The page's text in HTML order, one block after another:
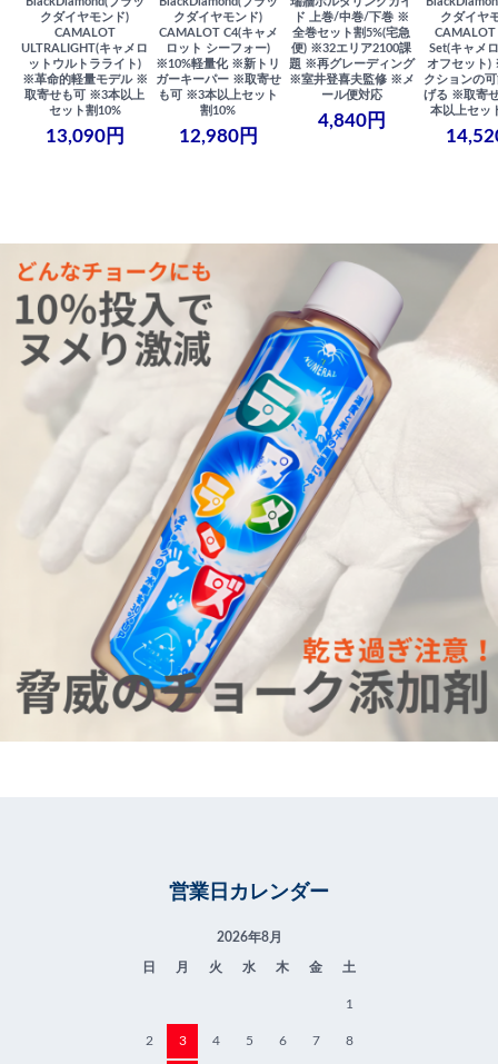
クダイヤモンド)
CAMALOT
ULTRALIGHT(キャメロ
ットウルトラライト)
※革命的軽量モデル ※
取寄せも可 ※3本以上
セット割10%
13,090円
クダイヤモンド)
CAMALOT C4(キャメ
ロット シーフォー)
※10%軽量化 ※新トリ
ガーキーパー ※取寄せ
も可 ※3本以上セット
割10%
12,980円
ド 上巻/中巻/下巻 ※
全巻セット割5%(宅急
便) ※32エリア2100課
題 ※再グレーディング
※室井登喜夫監修 ※メ
ール便対応
4,840円
クダイヤ
Set(キャメ
オフセット)
クションの
げる ※取寄
本以上セッ
営業日カレンダー
2026年8月
日 月 火 水 木 金 土
1
2 3 4 5 6 7 8